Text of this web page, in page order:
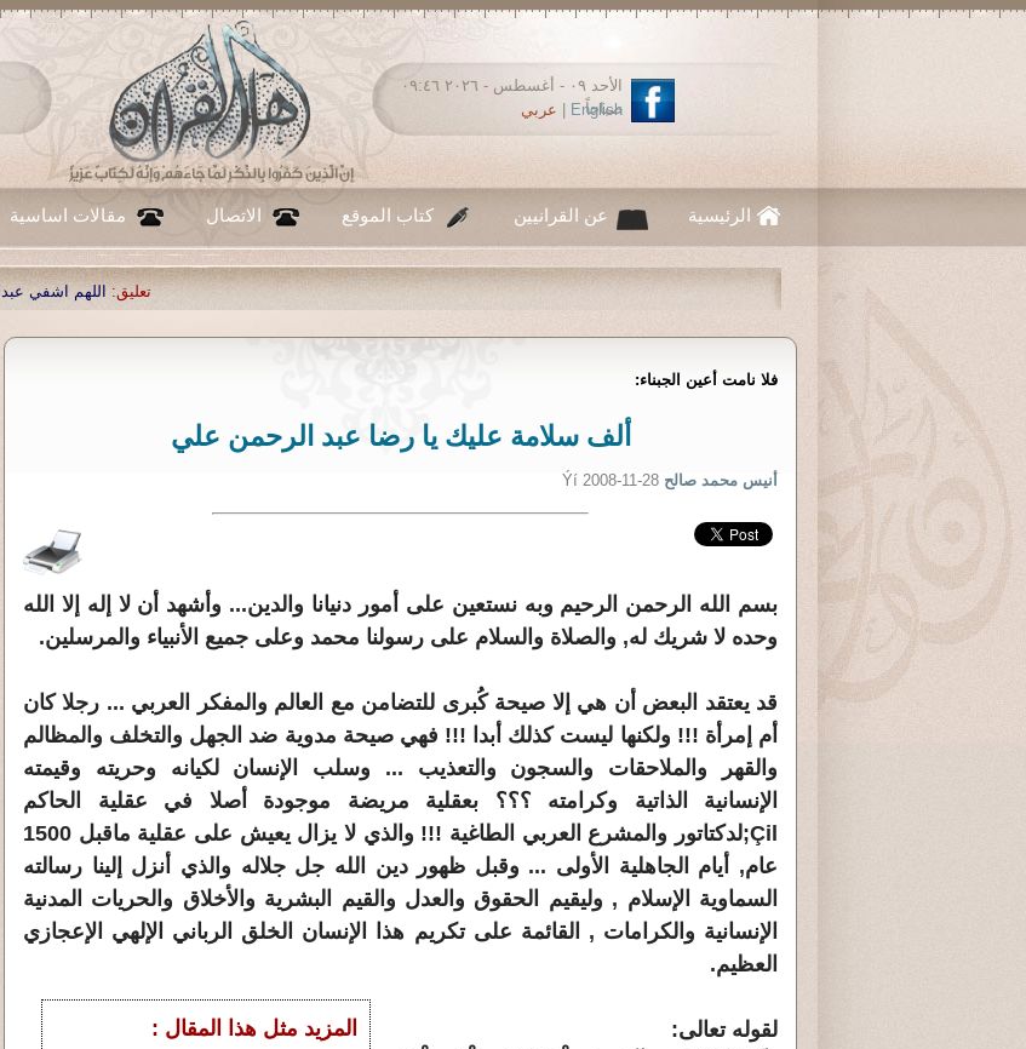
الأحد ٠٩ - أغسطس - ٢٠٢٦ ٠٩:٤٦
صباحاً
English عربي
الرئيسية عن القرانيين كتاب الموقع الاتصال مقالات اساسية
اللهم اشفي عبدك احمد صبحي منصور|تعليق:
فلا نامت أعين الجبناء:
ألف سلامة عليك يا رضا عبد الرحمن علي
أنيس محمد صالح Ýí 2008-11-28
بسم الله الرحمن الرحيم وبه نستعين على أمور دنيانا والدين... وأشهد أن لا إله إلا الله
وحده لا شريك له, والصلاة والسلام على رسولنا محمد وعلى جميع الأنبياء والمرسلين.
قد يعتقد البعض أن هي إلا صيحة كُبرى للتضامن مع العالم والمفكر العربي ... رجلا كان
أم إمرأة !!! ولكنها ليست كذلك أبدا !!! فهي صيحة مدوية ضد الجهل والتخلف والمظالم
والقهر والملاحقات والسجون والتعذيب ... وسلب الإنسان لكيانه وحريته وقيمته
الإنسانية الذاتية وكرامته ؟؟؟ بعقلية مريضة موجودة أصلا في عقلية الحاكم
Çil;لدكتاتور والمشرع العربي الطاغية !!! والذي لا يزال يعيش على عقلية ماقبل 1500
عام, أيام الجاهلية الأولى ... وقبل ظهور دين الله جل جلاله والذي أنزل إلينا رسالته
السماوية الإسلام , وليقيم الحقوق والعدل والقيم البشرية والأخلاق والحريات المدنية
الإنسانية والكرامات , القائمة على تكريم هذا الإنسان الخلق الرباني الإلهي الإعجازي
العظيم.
المزيد مثل هذا المقال :
لقوله تعالى: